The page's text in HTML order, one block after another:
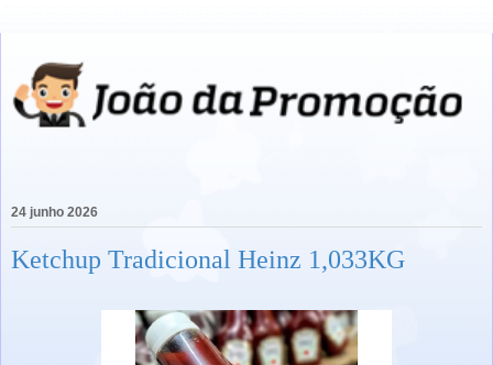
24 junho 2026
Ketchup Tradicional Heinz 1,033KG